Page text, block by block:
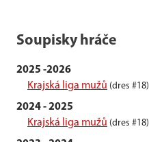
Soupisky hráče
2025 -2026
Krajská liga mužů (dres #18)
2024 - 2025
Krajská liga mužů (dres #18)